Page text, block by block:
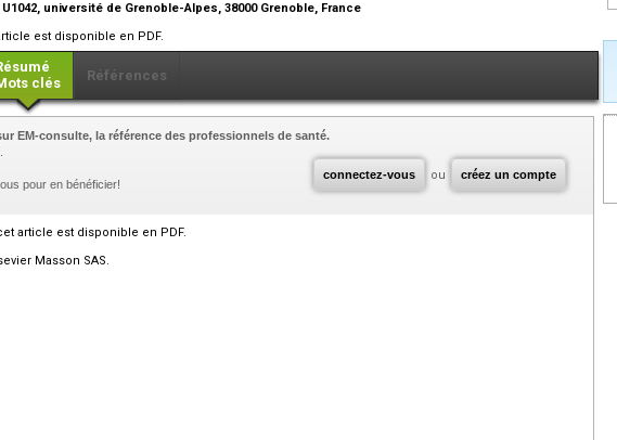
université de Grenoble-Alpes, 38000 Grenoble, France
est disponible en PDF.
clés
Références
connectez-vous ou créez un compte
EM-consulte, la référence des professionnels de santé.
pour en bénéficier!
article est disponible en PDF.
Masson SAS.